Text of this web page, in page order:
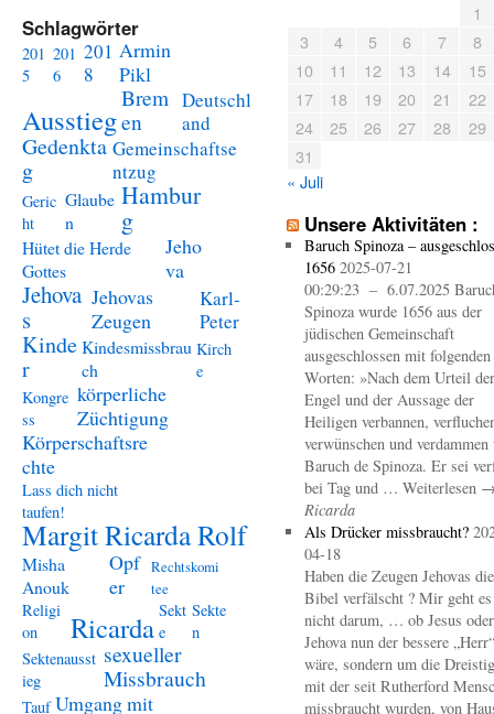
Schlagwörter
201
5
201
6
201
8
Armin
Pikl
Ausstieg
Brem
en
Deutschl
and
Gedenkta
g
Gemeinschaftse
ntzug
Geric
ht
Glaube
n
Hambur
g
Hütet die Herde
Gottes
Jeho
va
Jehova
s
Jehovas
Zeugen
Karl-
Peter
Kinde
r
Kindesmissbrau
ch
Kirch
e
Kongre
ss
körperliche
Züchtigung
Körperschaftsre
chte
Lass dich nicht
taufen!
Margit Ricarda Rolf
Misha
Anouk
Opf
er
Rechtskomi
tee
Religi
on
Ricarda Sekt
e
Sekte
n
Sektenausst
ieg
sexueller
Missbrauch
Tauf Umgang mit
1
3
4 5 6 7
8
10
11 12 13 14
15
17
18 19 20 21
22
24
25 26 27 28
29
31
« Juli
Unsere Aktivitäten :
Baruch Spinoza –
1656 2025-07-21
00:29:23 – 6.07.2025
Spinoza wurde 1656 aus der
jüdischen Gemeinschaft
ausgeschlossen mit folgenden
Worten: »Nach dem Urteil der
Engel und der Aussage der
Heiligen verbannen,
verwünschen und
Baruch de Spinoza. Er sei
bei Tag und … Weiterlesen
Ricarda
Als Drücker missbraucht?
04-18
Haben die Zeugen Jehovas die
Bibel verfälscht ? Mir geht
nicht darum, … ob Jesus oder
Jehova nun der bessere „Herr“
wäre, sondern um die
mit der seit Rutherford
missbraucht wurden, von